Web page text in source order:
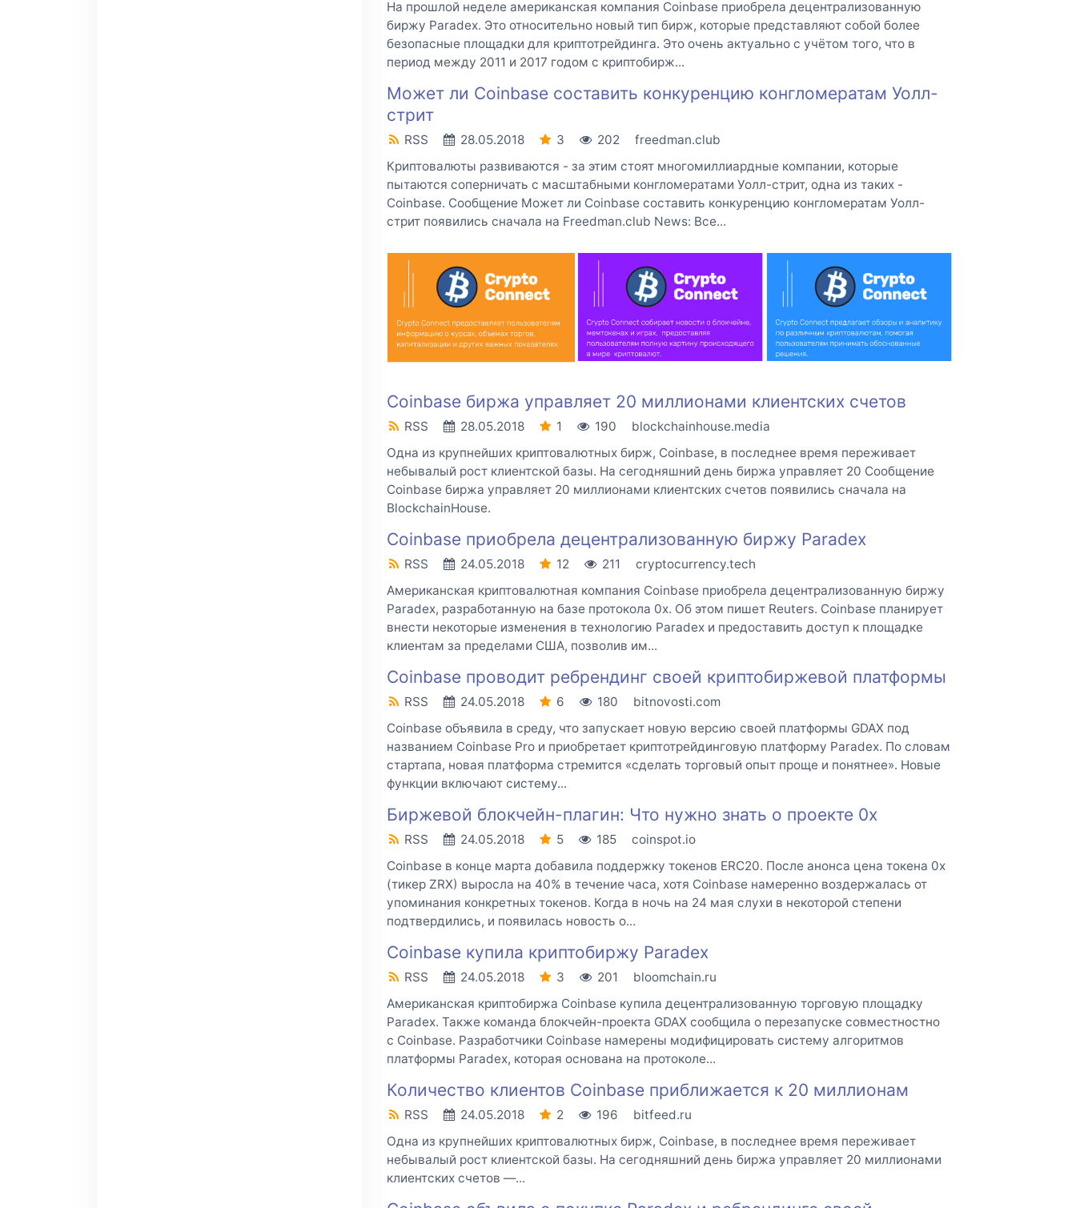
На прошлой неделе американская компания Coinbase приобрела децентрализованную
биржу Paradex. Это относительно новый тип бирж, которые представляют собой более
безопасные площадки для криптотрейдинга. Это очень актуально с учётом того, что в
период между 2011 и 2017 годом с криптобирж...
Может ли Coinbase составить конкуренцию конгломератам Уолл-
стрит
RSS 28.05.2018 3 202
freedman.club
Криптовалюты развиваются - за этим стоят многомиллиардные компании, которые
пытаются соперничать с масштабными конгломератами Уолл-стрит, одна из таких -
Coinbase. Сообщение Может ли Coinbase составить конкуренцию конгломератам Уолл-
стрит появились сначала на Freedman.club News: Все...
Coinbase биржа управляет 20 миллионами клиентских счетов
RSS 28.05.2018 1 190
blockchainhouse.media
Одна из крупнейших криптовалютных бирж, Coinbase, в последнее время переживает
небывалый рост клиентской базы. На сегодняшний день биржа управляет 20 Сообщение
Coinbase биржа управляет 20 миллионами клиентских счетов появились сначала на
BlockchainHouse.
Coinbase приобрела децентрализованную биржу Paradex
RSS 24.05.2018 12 211
cryptocurrency.tech
Американская криптовалютная компания Coinbase приобрела децентрализованную биржу
Paradex, разработанную на базе протокола 0x. Об этом пишет Reuters. Coinbase планирует
внести некоторые изменения в технологию Paradex и предоставить доступ к площадке
клиентам за пределами США, позволив им...
Coinbase проводит ребрендинг своей криптобиржевой платформы
RSS 24.05.2018 6 180
bitnovosti.com
Coinbase объявила в среду, что запускает новую версию своей платформы GDAX под
названием Coinbase Pro и приобретает криптотрейдинговую платформу Paradex. По словам
стартапа, новая платформа стремится «сделать торговый опыт проще и понятнее». Новые
функции включают систему...
Биржевой блокчейн-плагин: Что нужно знать о проекте 0х
RSS 24.05.2018 5 185
coinspot.io
Coinbase в конце марта добавила поддержку токенов ERC20. После анонса цена токена 0x
(тикер ZRX) выросла на 40% в течение часа, хотя Coinbase намеренно воздержалась от
упоминания конкретных токенов. Когда в ночь на 24 мая слухи в некоторой степени
подтвердились, и появилась новость о...
Coinbase купила криптобиржу Paradex
RSS 24.05.2018 3 201
bloomchain.ru
Американская криптобиржа Coinbase купила децентрализованную торговую площадку
Paradex. Также команда блокчейн-проекта GDAX сообщила о перезапуске совместностно
с Coinbase. Разработчики Coinbase намерены модифицировать систему алгоритмов
платформы Paradex, которая основана на протоколе...
Количество клиентов Coinbase приближается к 20 миллионам
RSS 24.05.2018 2 196
bitfeed.ru
Одна из крупнейших криптовалютных бирж, Coinbase, в последнее время переживает
небывалый рост клиентской базы. На сегодняшний день биржа управляет 20 миллионами
клиентских счетов —...